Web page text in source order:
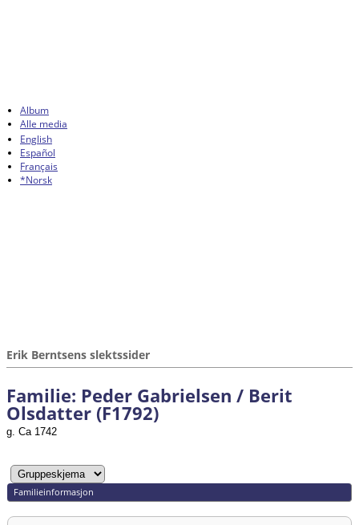
Album
Alle media
English
Español
Français
*Norsk
Erik Berntsens slektssider
Familie: Peder Gabrielsen / Berit
Olsdatter (F1792)
g. Ca 1742
Familieinformasjon